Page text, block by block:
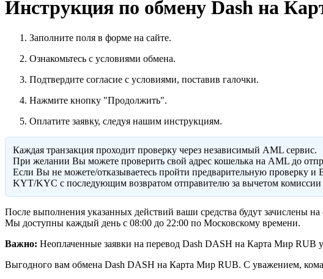
Инструкция по обмену Dash на
Заполните поля в форме на сайте.
Ознакомьтесь с условиями обмена.
Подтвердите согласие с условиями, поставив галочки.
Нажмите кнопку "Продолжить".
Оплатите заявку, следуя нашим инструкциям.
Каждая транзакция проходит проверку через независимый AML сервис.
При желании Вы можете проверить свой адрес кошелька на AML до
Eсли Вы не можете/отказываетесь пройти предварительную проверку
KYT/KYC с последующим возвратом отправителю за вычетом комиссии
После выполнения указанных действий ваши средства будут зачислены
Мы доступны каждый день с 08:00 до 22:00 по Московскому времени.
Важно: Неоплаченные заявки на перевод Dash DASH на Карта Мир RUB
Выгодного вам обмена Dash DASH на Карта Мир RUB. С уважением,